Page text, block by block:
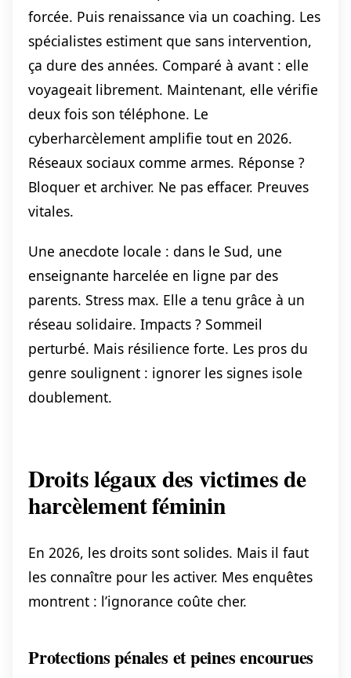
forcée. Puis renaissance via un coaching. Les
spécialistes estiment que sans intervention,
ça dure des années. Comparé à avant : elle
voyageait librement. Maintenant, elle vérifie
deux fois son téléphone. Le
cyberharcèlement amplifie tout en 2026.
Réseaux sociaux comme armes. Réponse ?
Bloquer et archiver. Ne pas effacer. Preuves
vitales.
Une anecdote locale : dans le Sud, une
enseignante harcelée en ligne par des
parents. Stress max. Elle a tenu grâce à un
réseau solidaire. Impacts ? Sommeil
perturbé. Mais résilience forte. Les pros du
genre soulignent : ignorer les signes isole
doublement.
Droits légaux des victimes de
harcèlement féminin
En 2026, les droits sont solides. Mais il faut
les connaître pour les activer. Mes enquêtes
montrent : l’ignorance coûte cher.
Protections pénales et peines encourues